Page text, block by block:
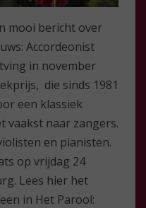
mooi bericht over
Accordeonist
in november
die sinds 1981
een klassiek
vaakst naar zangers.
en pianisten.
op vrijdag 24
Lees hier het
in Het Parool: